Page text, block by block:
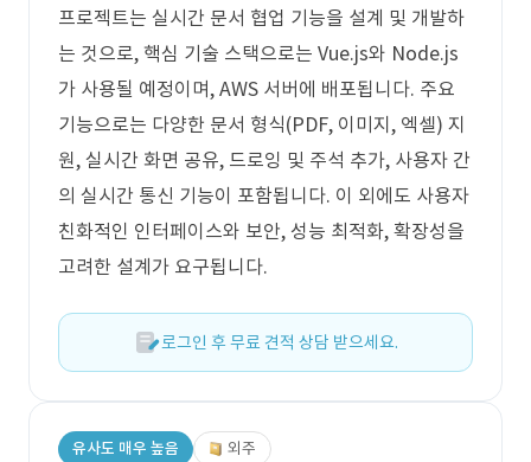
프로젝트는 실시간 문서 협업 기능을 설계 및 개발하
는 것으로, 핵심 기술 스택으로는 Vue.js와 Node.js
가 사용될 예정이며, AWS 서버에 배포됩니다. 주요
기능으로는 다양한 문서 형식(PDF, 이미지, 엑셀) 지
원, 실시간 화면 공유, 드로잉 및 주석 추가, 사용자 간
의 실시간 통신 기능이 포함됩니다. 이 외에도 사용자
친화적인 인터페이스와 보안, 성능 최적화, 확장성을
고려한 설계가 요구됩니다.
로그인 후 무료 견적 상담 받으세요.
유사도 매우 높음 외주